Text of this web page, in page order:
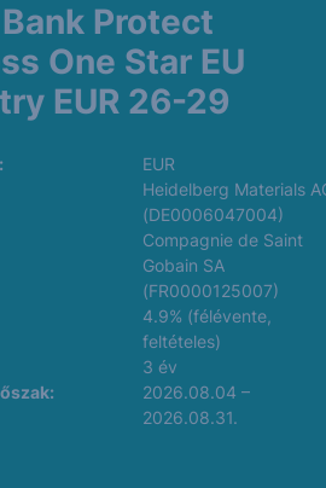
Protect
One Star EU
EUR 26-29
EUR
Heidelberg Materials
(DE0006047004)
Compagnie de Saint
Gobain SA
(FR0000125007)
4.9% (félévente,
feltételes)
3 év
2026.08.04 –
2026.08.31.